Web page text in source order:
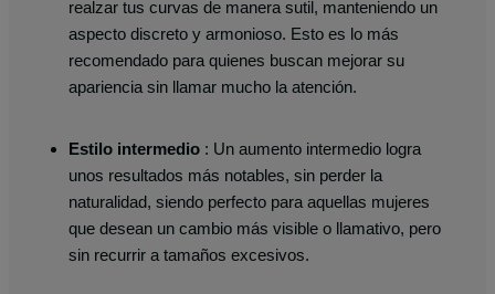
realzar tus curvas de manera sutil, manteniendo un
aspecto discreto y armonioso. Esto es lo más
recomendado para quienes buscan mejorar su
apariencia sin llamar mucho la atención.
Estilo intermedio : Un aumento intermedio logra
unos resultados más notables, sin perder la
naturalidad, siendo perfecto para aquellas mujeres
que desean un cambio más visible o llamativo, pero
sin recurrir a tamaños excesivos.